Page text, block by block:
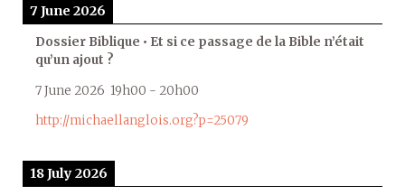
7 June 2026
Dossier Biblique • Et si ce passage de la Bible n’était
qu’un ajout ?
7 June 2026 19h00 - 20h00
http://michaellanglois.org?p=25079
18 July 2026